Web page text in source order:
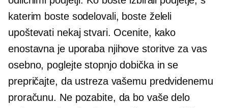
katerim boste sodelovali, boste želeli
upoštevati nekaj stvari. Ocenite, kako
enostavna je uporaba njihove storitve za vas
osebno, poglejte stopnjo dobička in se
prepričajte, da ustreza vašemu predvidenemu
proračunu. Ne pozabite, da bo vaše delo